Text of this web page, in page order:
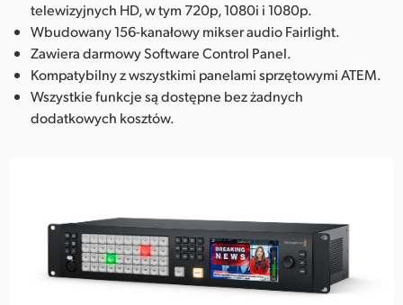
telewizyjnych HD, w tym 720p, 1080i i 1080p.
Wbudowany 156-kanałowy mikser audio Fairlight.
Zawiera darmowy Software Control Panel.
Kompatybilny z wszystkimi panelami sprzętowymi ATEM.
Wszystkie funkcje są dostępne bez żadnych
dodatkowych kosztów.